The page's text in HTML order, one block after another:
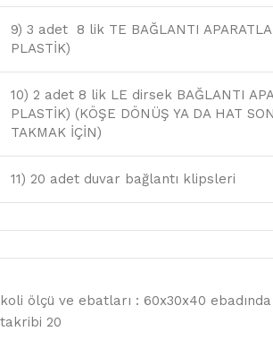
9) 3 adet 8 lik TE BAĞLANTI
PLASTİK)
10) 2 adet 8 lik LE dirsek BAĞLANTI
PLASTİK) (KÖŞE DÖNÜŞ YA DA HAT
TAKMAK İÇİN)
11) 20 adet duvar bağlantı klipsleri
koli ölçü ve ebatları : 60x30x40
takribi 20